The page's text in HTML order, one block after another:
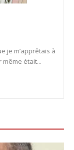
je m’apprêtais à
même était...